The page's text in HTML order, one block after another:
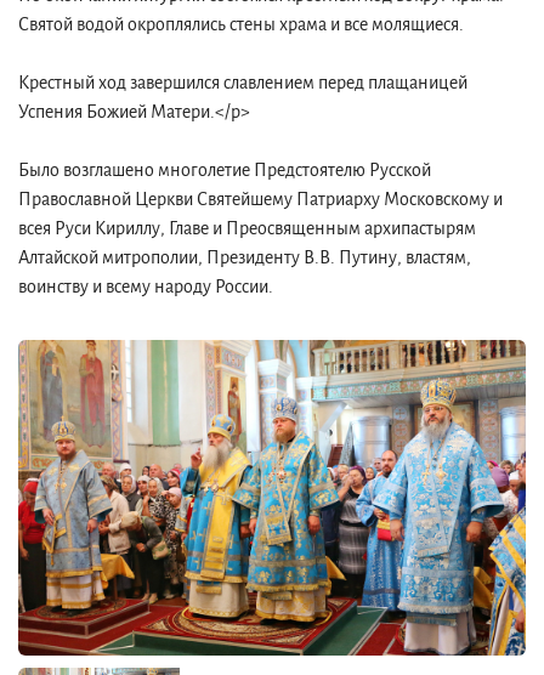
Святой водой окроплялись стены храма и все молящиеся.
Крестный ход завершился славлением перед плащаницей
Успения Божией Матери.</p>
Было возглашено многолетие Предстоятелю Русской
Православной Церкви Святейшему Патриарху Московскому и
всея Руси Кириллу, Главе и Преосвященным архипастырям
Алтайской митрополии, Президенту В.В. Путину, властям,
воинству и всему народу России.